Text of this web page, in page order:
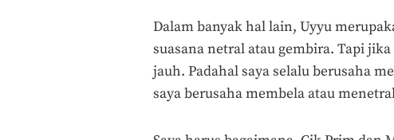
Dalam banyak hal lain, Uyyu
suasana netral atau gembira. Tapi
jauh. Padahal saya selalu berusaha
saya berusaha membela atau